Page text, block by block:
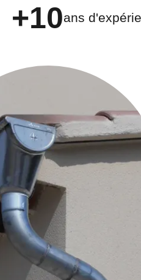
+10ans